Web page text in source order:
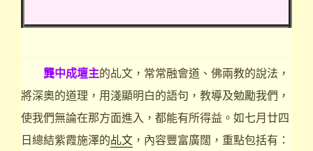
龔中成壇主的乩文，常常融會道、佛兩教的說法，
將深奧的道理，用淺顯明白的語句，教導及勉勵我們，
使我們無論在那方面進入，都能有所得益。如七月廿四
日總結紫霞施澤的乩文 ，內容豐富廣闊，重點包括有：